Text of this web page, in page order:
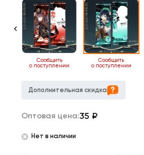
Сообщить
о поступлении
Сообщить
о поступлении
Дополнительная скидка
Оптовая цена:35 ₽
Нет в наличии